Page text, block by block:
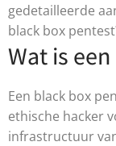
gedetailleerde
black box
Wat is
Een black box
ethische hacker
infrastructuur